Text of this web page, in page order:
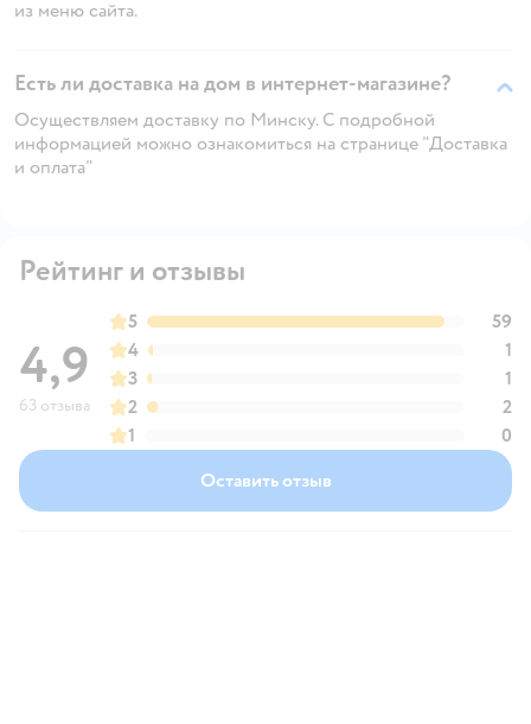
из меню сайта.
Есть ли доставка на дом в интернет-магазине?
Осуществляем доставку по Минску. С подробной
информацией можно ознакомиться на странице "Доставка
и оплата"
Рейтинг и отзывы
4,9
63 отзыва
5
59
4
1
3
1
2
2
1
0
Оставить отзыв